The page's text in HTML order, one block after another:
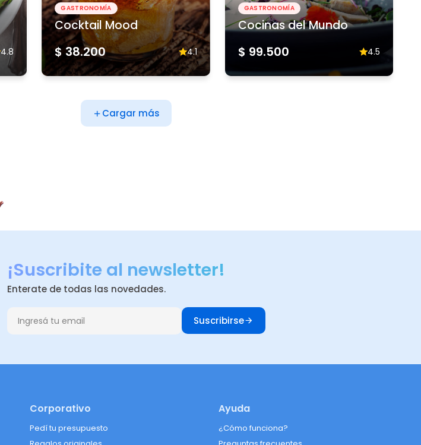
4.8
GASTRONOMÍA
Cocktail Mood
$ 38.200 4.1
GASTRONOMÍA
Cocinas del Mundo
$ 99.500 4.5
Cargar más
¡Suscribite al newsletter!
Enterate de todas las novedades.
Suscribirse
Corporativo
Pedí tu presupuesto
Ayuda
¿Cómo funciona?